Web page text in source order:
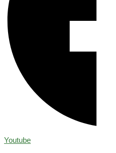
Youtube